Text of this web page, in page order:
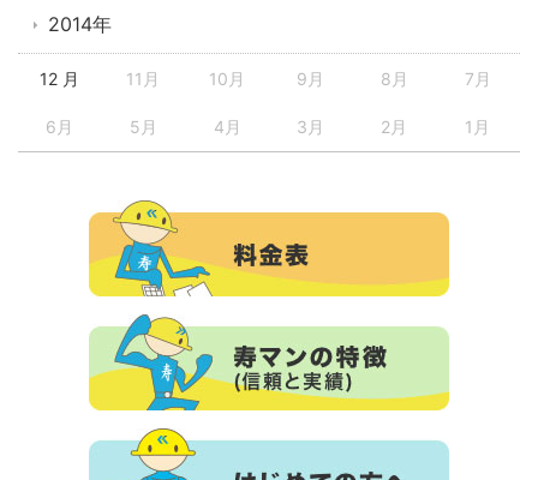
2014年
12 月 11月 10月 9月 8月 7月
6月 5月 4月 3月 2月 1月